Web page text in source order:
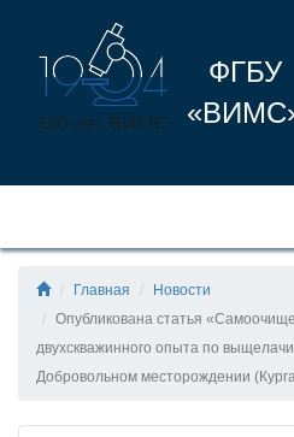
ФГБУ
Главная
Новости
Опубликована статья
двухскважинного опыта по
Добровольном месторождении